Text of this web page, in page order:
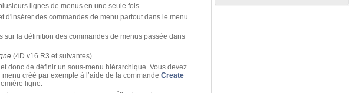
lignes de menus en une seule fois.
d'insérer des commandes de menu partout dans le menu
sur la définition des commandes de menus passée dans
(4D v16 R3 et suivantes).
donc de définir un sous-menu hiérarchique. Vous devez
créé par exemple à l’aide de la commande Create
ligne.